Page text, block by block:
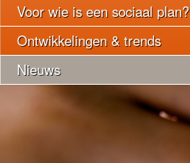
Voor wie is een sociaal plan?
Ontwikkelingen & trends
Nieuws